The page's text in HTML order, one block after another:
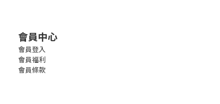
會員中心
會員登入
會員福利
會員條款